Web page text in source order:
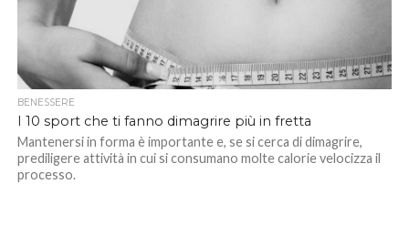
BENESSERE
I 10 sport che ti fanno dimagrire più in fretta
Mantenersi in forma è importante e, se si cerca di dimagrire,
prediligere attività in cui si consumano molte calorie velocizza il
processo.